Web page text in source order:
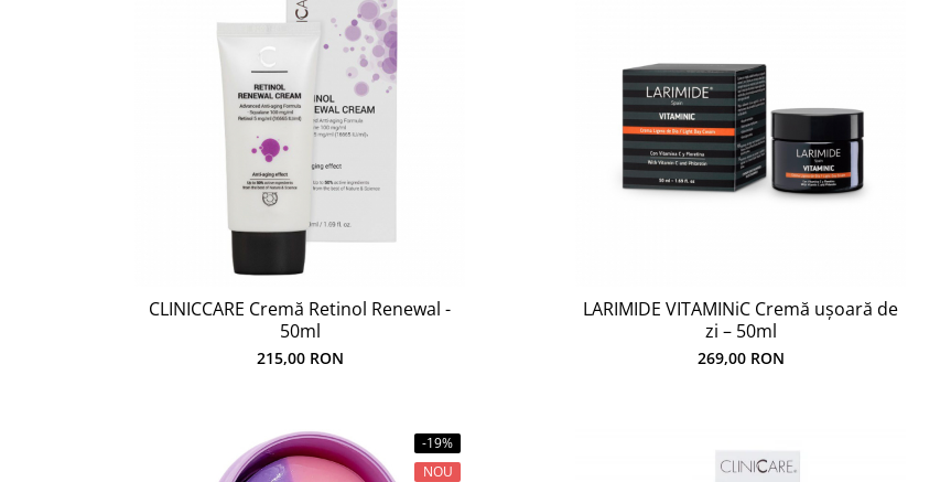
CLINICCARE Cremă Retinol Renewal -
50ml
215,00 RON
LARIMIDE VITAMINiC Cremă ușoară de
zi – 50ml
269,00 RON
-19%
NOU